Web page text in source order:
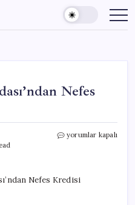
Nefes
Kuşadası
Kredisi
Açıklaması
yorumlar kapalı